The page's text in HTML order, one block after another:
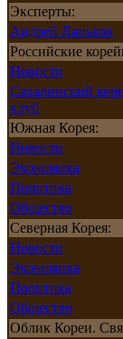
Эксперты:
Андрей Ланьков
Российские
Новости
Сахалинский
клуб
Южная Корея:
Новости
Экономика
Политика
Общество
Северная Корея:
Новости
Экономика
Политика
Общество
Облик Кореи.